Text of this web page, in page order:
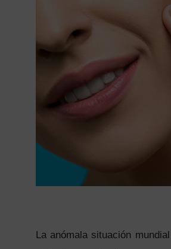
La anómala situación